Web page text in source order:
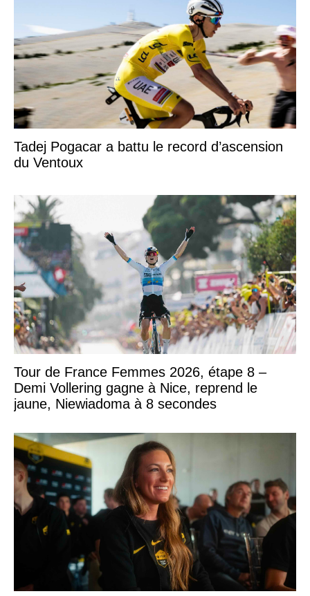
Tadej Pogacar a battu le record d’ascension
du Ventoux
Tour de France Femmes 2026, étape 8 –
Demi Vollering gagne à Nice, reprend le
jaune, Niewiadoma à 8 secondes